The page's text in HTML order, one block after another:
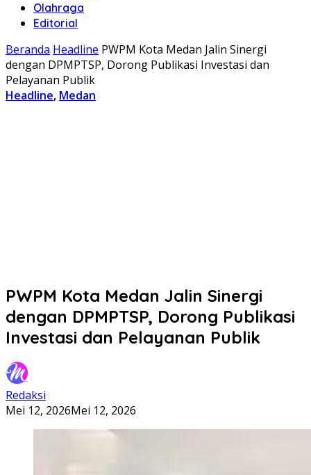
Olahraga
Editorial
Beranda Headline PWPM Kota Medan Jalin Sinergi
dengan DPMPTSP, Dorong Publikasi Investasi dan
Pelayanan Publik
Headline, Medan
PWPM Kota Medan Jalin Sinergi
dengan DPMPTSP, Dorong Publikasi
Investasi dan Pelayanan Publik
Redaksi
Mei 12, 2026Mei 12, 2026